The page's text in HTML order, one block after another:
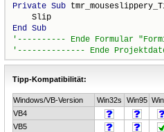
Private Sub
End Sub
Tipp-Kompatibilität:
Windows/VB-Version Win32s Win95
VB4
VB5